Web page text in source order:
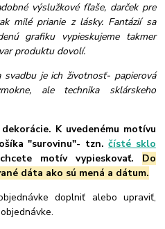
výslužkové fľaše, darček pre
milé prianie z lásky. Fantázií sa
grafiku vypieskujeme takmer
produktu dovolí.
je ich životnosť- papierová
ale technika sklárskeho
K uvedenému motívu
"surovinu"- tzn.čísté sklo
motív vypieskovať. Do
dáta ako sú mená a dátum.
doplniť alebo upraviť,